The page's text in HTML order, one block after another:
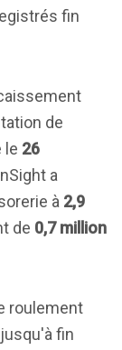
fin
de
le 26
a
à 2,9
de 0,7 million
roulement
fin